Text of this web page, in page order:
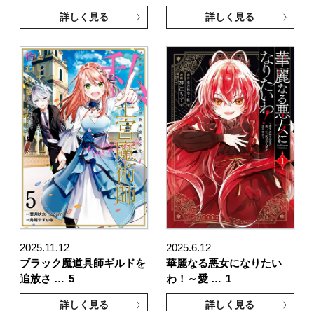
詳しく見る 詳しく見る
2025.11.12
ブラック魔道具師ギルドを
追放さ … 5
詳しく見る
2025.6.12
華麗なる悪女になりたい
わ！～愛 … 1
詳しく見る